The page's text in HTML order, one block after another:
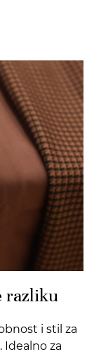
razliku
i stil za
za